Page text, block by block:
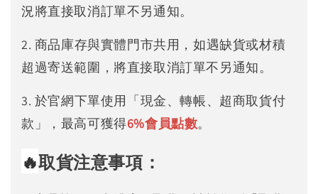
況將直接取消訂單不另通知。
2. 商品庫存與實體門市共用，如遇缺貨或材積
超過寄送範圍，將直接取消訂單不另通知。
3. 於官網下單使用「現金、轉帳、超商取貨付
款」，最高可獲得6%會員點數。
🔥取貨注意事項：